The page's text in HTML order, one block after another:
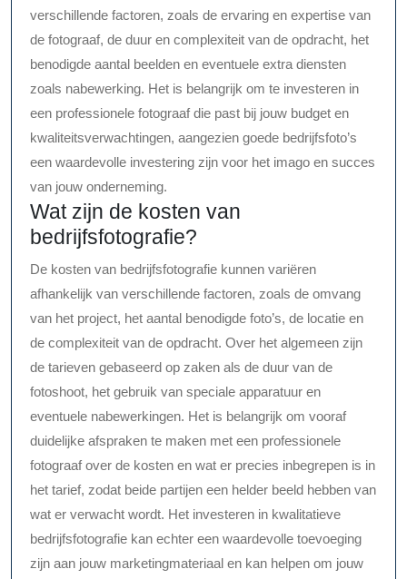
verschillende factoren, zoals de ervaring en expertise van
de fotograaf, de duur en complexiteit van de opdracht, het
benodigde aantal beelden en eventuele extra diensten
zoals nabewerking. Het is belangrijk om te investeren in
een professionele fotograaf die past bij jouw budget en
kwaliteitsverwachtingen, aangezien goede bedrijfsfoto’s
een waardevolle investering zijn voor het imago en succes
van jouw onderneming.
Wat zijn de kosten van
bedrijfsfotografie?
De kosten van bedrijfsfotografie kunnen variëren
afhankelijk van verschillende factoren, zoals de omvang
van het project, het aantal benodigde foto’s, de locatie en
de complexiteit van de opdracht. Over het algemeen zijn
de tarieven gebaseerd op zaken als de duur van de
fotoshoot, het gebruik van speciale apparatuur en
eventuele nabewerkingen. Het is belangrijk om vooraf
duidelijke afspraken te maken met een professionele
fotograaf over de kosten en wat er precies inbegrepen is in
het tarief, zodat beide partijen een helder beeld hebben van
wat er verwacht wordt. Het investeren in kwalitatieve
bedrijfsfotografie kan echter een waardevolle toevoeging
zijn aan jouw marketingmateriaal en kan helpen om jouw